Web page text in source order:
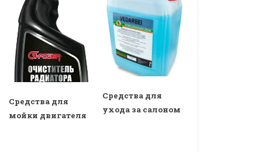
Средства для
мойки двигателя
Средства для
ухода за салоном